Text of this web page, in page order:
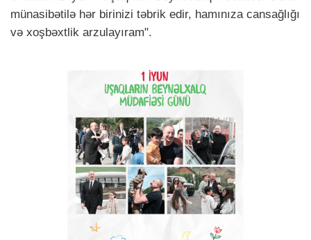
münasibətilə hər birinizi təbrik edir, hamınıza cansağlığı
və xoşbəxtlik arzulayıram".